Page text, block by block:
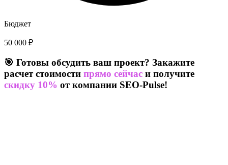
Бюджет
50 000 ₽
🎯 Готовы обсудить ваш проект? Закажите
расчет стоимости прямо сейчас и получите
скидку 10% от компании SEO-Pulse!